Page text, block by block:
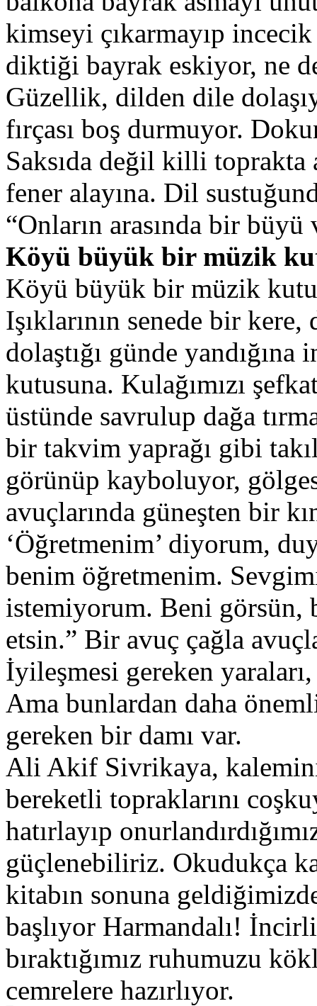
kimseyi çıkarmayıp
diktiği bayrak eskiyor, ne
Güzellik, dilden dile
fırçası boş durmuyor.
Saksıda değil killi toprakta
fener alayına. Dil
“Onların arasında bir
Köyü büyük bir müzik
Köyü büyük bir müzik
Işıklarının senede bir
dolaştığı günde
kutusuna. Kulağımızı
üstünde savrulup dağa
bir takvim yaprağı gibi
görünüp kayboluyor,
avuçlarında güneşten bir
‘Öğretmenim’ diyorum,
benim öğretmenim.
istemiyorum. Beni görsün,
etsin.” Bir avuç çağla
İyileşmesi gereken yaraları,
Ama bunlardan daha
gereken bir damı var.
Ali Akif Sivrikaya,
bereketli topraklarını
hatırlayıp
güçlenebiliriz. Okudukça
kitabın sonuna
başlıyor Harmandalı!
bıraktığımız ruhumuzu
cemrelere hazırlıyor.